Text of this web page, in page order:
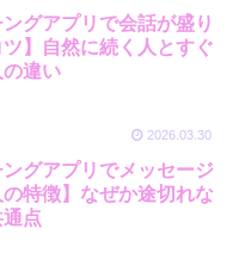
ングアプリで会話が盛り
ツ】自然に続く人とすぐ
違い
2026.03.30
ングアプリでメッセージ
特徴】なぜか途切れな
点